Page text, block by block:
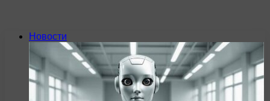
Новости